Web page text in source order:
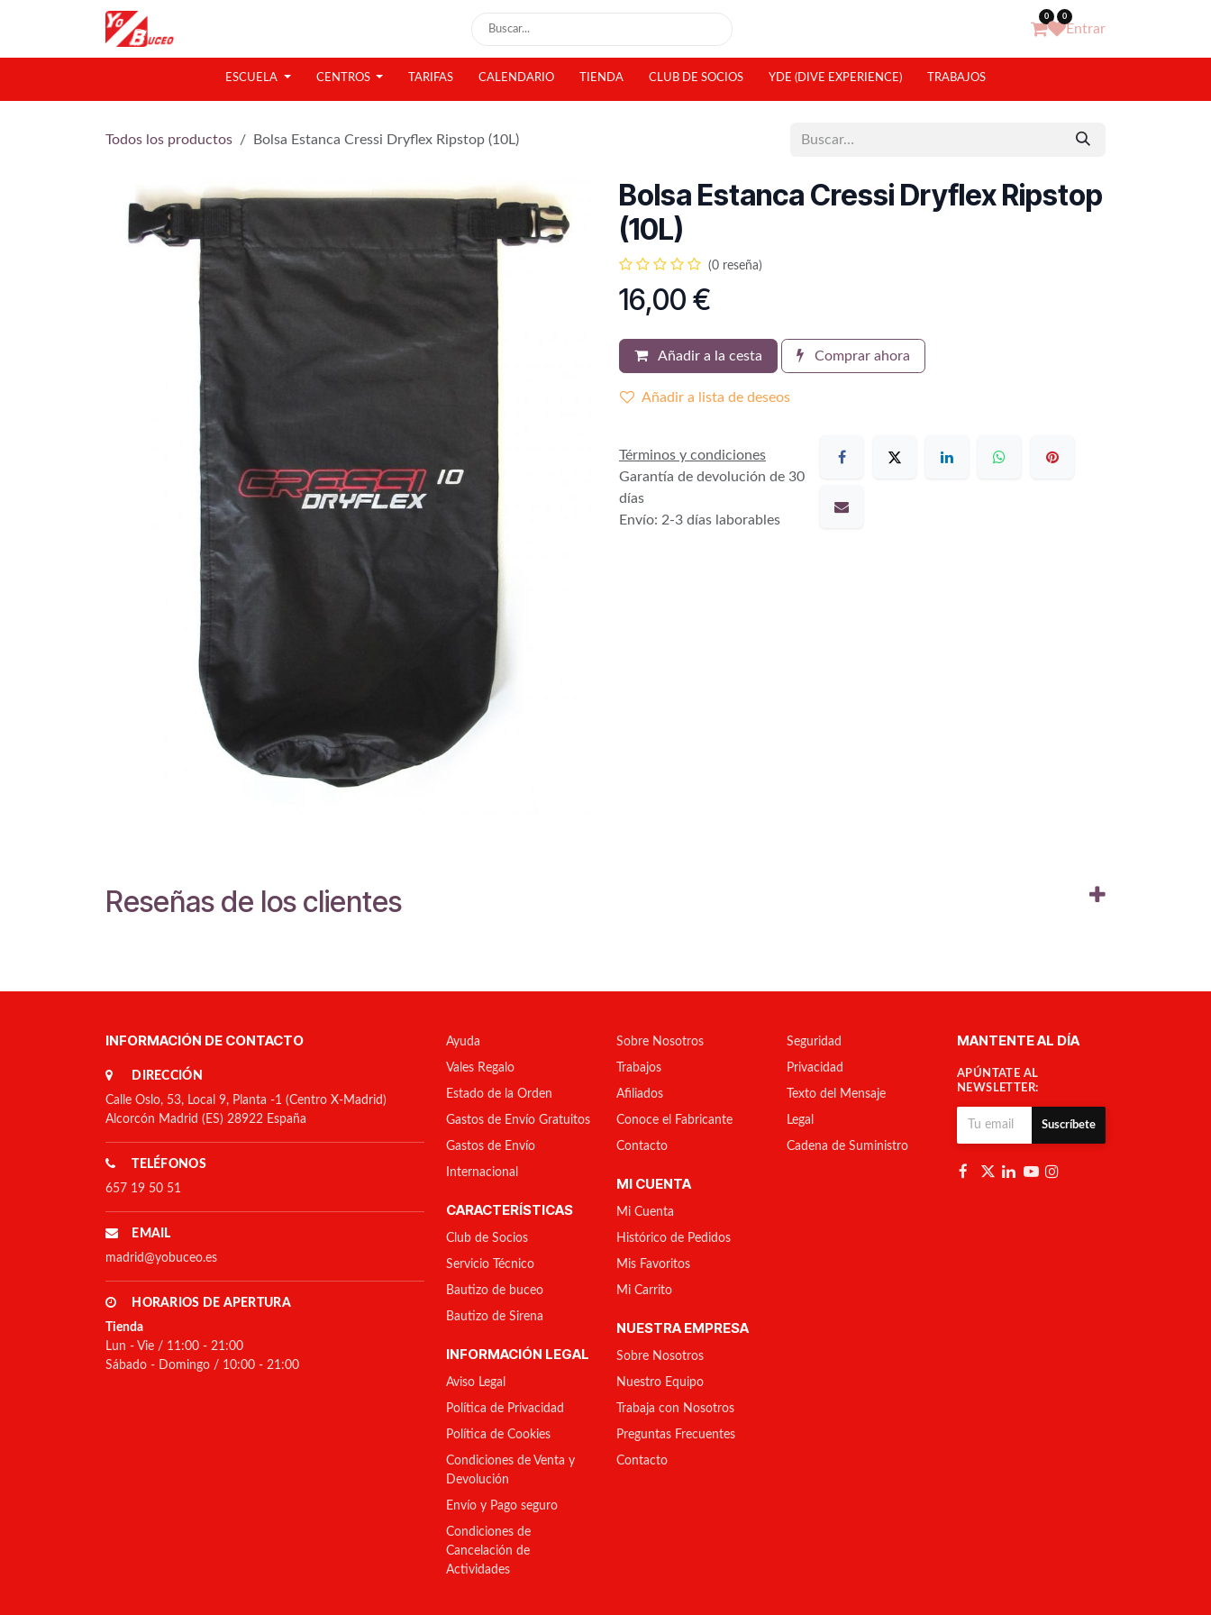
0 0
Entrar
ESCUELA CENTROS TARIFAS CALENDARIO TIENDA CLUB DE SOCIOS YDE (DIVE EXPERIENCE) TRABAJOS
Todos los productos Bolsa Estanca Cressi Dryflex Ripstop (10L)
Bolsa Estanca Cressi Dryflex Ripstop
(10L)
(0 reseña)
16,00 €
Añadir a la cesta Comprar ahora
Añadir a lista de deseos
Términos y condiciones
Garantía de devolución de 30
días
Envío: 2-3 días laborables
Reseñas de los clientes
INFORMACIÓN DE CONTACTO
DIRECCIÓN
Calle Oslo, 53, Local 9, Planta -1 (Centro X-Madrid)
Alcorcón Madrid (ES) 28922 España
TELÉFONOS
657 19 50 51
EMAIL
madrid@yobuceo.es
HORARIOS DE APERTURA
Tienda
Lun - Vie / 11:00 - 21:00
Sábado - Domingo / 10:00 - 21:00
Ayuda
Vales Regalo
Estado de la Orden
Gastos de Envío Gratuitos
Gastos de Envío
Internacional
CARACTERÍSTICAS
Club de Socios
Servicio Técnico
Bautizo de buceo
Bautizo de Sirena
INFORMACIÓN LEGAL
Aviso Legal
Política de Privacidad
Política de Cookies
Condiciones de Venta y
Devolución
Envío y Pago seguro
Condiciones de
Cancelación de
Actividades
Sobre Nosotros
Trabajos
Afiliados
Conoce el Fabricante
Contacto
MI CUENTA
Mi Cuenta
Histórico de Pedidos
Mis Favoritos
Mi Carrito
NUESTRA EMPRESA
Sobre Nosotros
Nuestro Equipo
Trabaja con Nosotros
Preguntas Frecuentes
Contacto
Seguridad
Privacidad
Texto del Mensaje
Legal
Cadena de Suministro
MANTENTE AL DÍA
APÚNTATE AL
NEWSLETTER:
Suscríbete